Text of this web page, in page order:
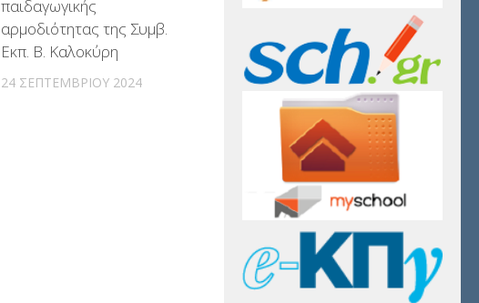
παιδαγωγικής
αρμοδιότητας της Συμβ.
Εκπ. Β. Καλοκύρη
24 ΣΕΠΤΕΜΒΡΊΟΥ 2024